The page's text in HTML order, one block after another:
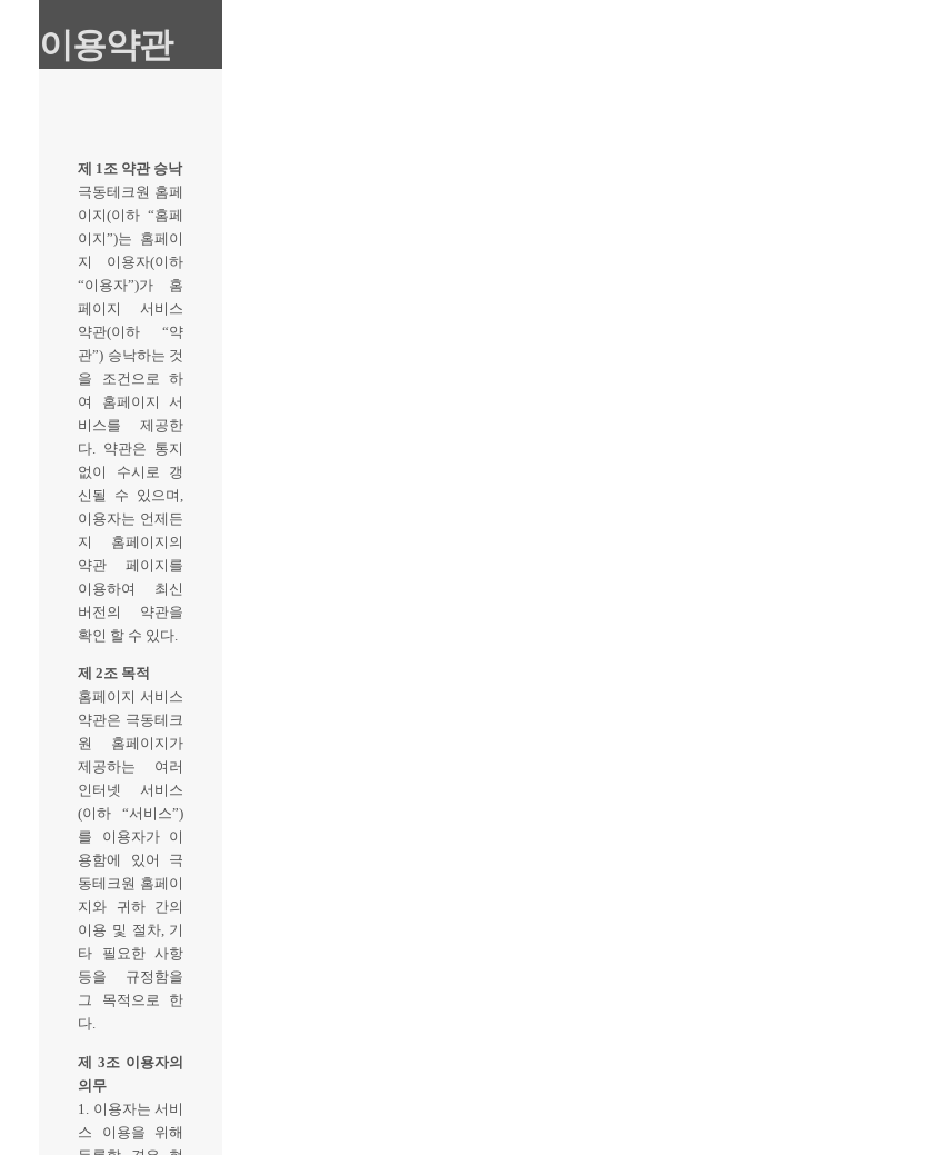
이용약관
제 1조 약관 승낙
극동테크원 홈페
이지(이하 “홈페
이지”)는 홈페이
지 이용자(이하
“이용자”)가 홈
페이지 서비스
약관(이하 “약
관”) 승낙하는 것
을 조건으로 하
여 홈페이지 서
비스를 제공한
다. 약관은 통지
없이 수시로 갱
신될 수 있으며,
이용자는 언제든
지 홈페이지의
약관 페이지를
이용하여 최신
버전의 약관을
확인 할 수 있다.
제 2조 목적
홈페이지 서비스
약관은 극동테크
원 홈페이지가
제공하는 여러
인터넷 서비스
(이하 “서비스”)
를 이용자가 이
용함에 있어 극
동테크원 홈페이
지와 귀하 간의
이용 및 절차, 기
타 필요한 사항
등을 규정함을
그 목적으로 한
다.
제 3조 이용자의
의무
1. 이용자는 서비
스 이용을 위해